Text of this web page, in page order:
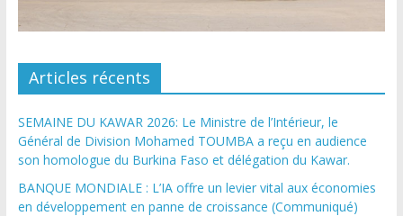
Articles récents
SEMAINE DU KAWAR 2026: Le Ministre de l’Intérieur, le
Général de Division Mohamed TOUMBA a reçu en audience
son homologue du Burkina Faso et délégation du Kawar.
BANQUE MONDIALE : L’IA offre un levier vital aux économies
en développement en panne de croissance (Communiqué)